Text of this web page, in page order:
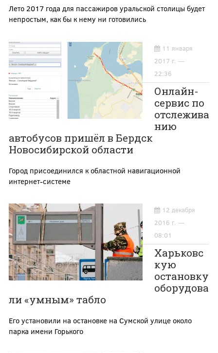
Лето 2017 года для пассажиров уральской столицы будет
непростым, как бы к нему ни готовились
11 января
2017 г. —
22:36
Онлайн-
сервис по
отслежива
нию
автобусов пришёл в Бердск
Новосибирской области
Город присоединился к областной навигационной
интернет-системе
12 декабря
2016 г. —
08:01
Харьковс
кую
остановку
оборудова
ли «умным» табло
Его установили на остановке на Сумской улице около
парка имени Горького